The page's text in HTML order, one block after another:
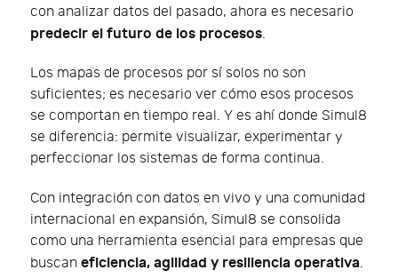
con analizar datos del pasado, ahora es necesario
predecir el futuro de los procesos.
Los mapas de procesos por sí solos no son
suficientes; es necesario ver cómo esos procesos
se comportan en tiempo real. Y es ahí donde Simul8
se diferencia: permite visualizar, experimentar y
perfeccionar los sistemas de forma continua.
Con integración con datos en vivo y una comunidad
internacional en expansión, Simul8 se consolida
como una herramienta esencial para empresas que
buscan eficiencia, agilidad y resiliencia operativa.